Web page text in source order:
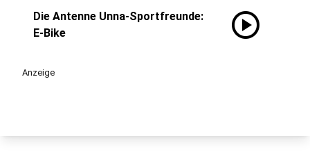
Die Antenne Unna-Sportfreunde:
E-Bike
play_circle
Anzeige